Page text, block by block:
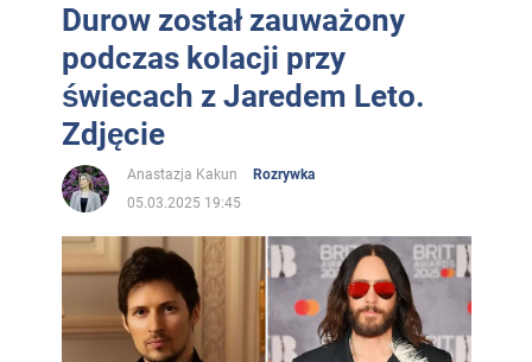
Durow został zauważony
podczas kolacji przy
świecach z Jaredem Leto.
Zdjęcie
Anastazja Kakun
Rozrywka
05.03.2025 19:45